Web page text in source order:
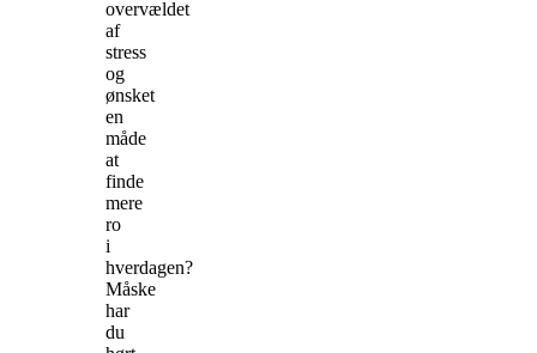
overvældet
af
stress
og
ønsket
en
måde
at
finde
mere
ro
i
hverdagen?
Måske
har
du